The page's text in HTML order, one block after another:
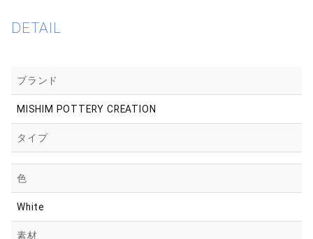
DETAIL
ブランド
MISHIM POTTERY CREATION
タイプ
色
White
素材